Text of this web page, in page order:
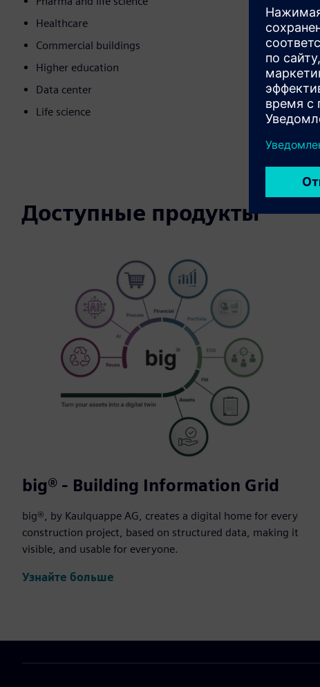
Healthcare
Commercial buildings
Higher education
Data center
Life science
Доступные продукты
big® - Building Information Grid
big®, by Kaulquappe AG, creates a digital home for every
construction project, based on structured data, making it
visible, and usable for everyone.
Узнайте больше